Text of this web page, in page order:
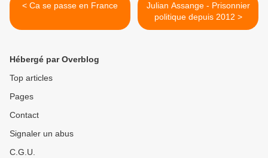
< Ca se passe en France
Julian Assange - Prisonnier
politique depuis 2012 >
Hébergé par Overblog
Top articles
Pages
Contact
Signaler un abus
C.G.U.